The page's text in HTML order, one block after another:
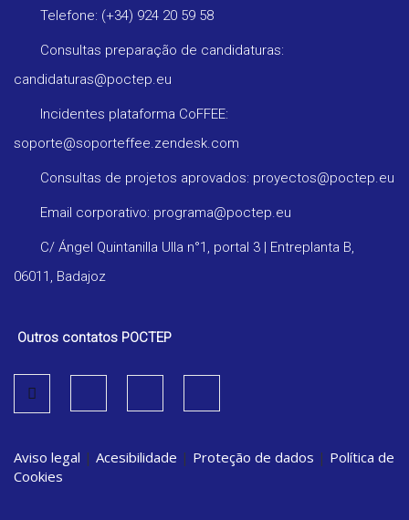
Telefone: (+34) 924 20 59 58
Consultas preparação de candidaturas:
candidaturas@poctep.eu
Incidentes plataforma CoFFEE:
soporte@soporteffee.zendesk.com
Consultas de projetos aprovados: proyectos@poctep.eu
Email corporativo: programa@poctep.eu
C/ Ángel Quintanilla Ulla n°1, portal 3 | Entreplanta B,
06011, Badajoz
Outros contatos POCTEP
Aviso legal | Acesibilidade | Proteção de dados | Política de
Cookies